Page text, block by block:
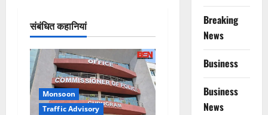
संबंधित कहानियां
Monsoon
Traffic Advisory
Breaking
News
Business
Business
News